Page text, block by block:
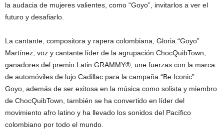
la audacia de mujeres valientes, como “Goyo”, invitarlos a ver el
futuro y desafiarlo.
La cantante, compositora y rapera colombiana, Gloria “Goyo”
Martínez, voz y cantante líder de la agrupación ChocQuibTown,
ganadores del premio Latin GRAMMY®, une fuerzas con la marca
de automóviles de lujo Cadillac para la campaña “Be Iconic”.
Goyo, además de ser exitosa en la música como solista y miembro
de ChocQuibTown, también se ha convertido en líder del
movimiento afro latino y ha llevado los sonidos del Pacífico
colombiano por todo el mundo.